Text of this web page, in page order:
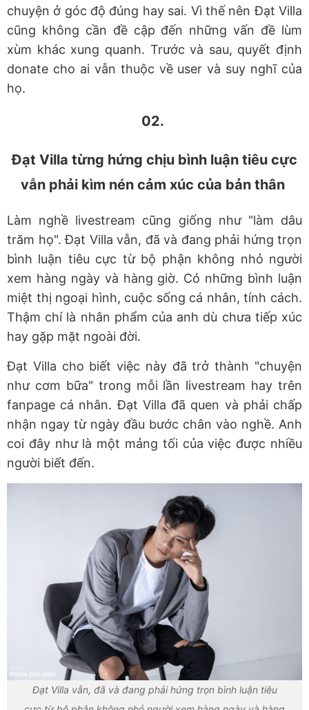
chuyện ở góc độ đúng hay sai. Vì thế nên Đạt Villa
cũng không cần đề cập đến những vấn đề lùm
xùm khác xung quanh. Trước và sau, quyết định
donate cho ai vẫn thuộc về user và suy nghĩ của
họ.
02.
Đạt Villa từng hứng chịu bình luận tiêu cực
vẫn phải kìm nén cảm xúc của bản thân
Làm nghề livestream cũng giống như "làm dâu
trăm họ". Đạt Villa vẫn, đã và đang phải hứng trọn
bình luận tiêu cực từ bộ phận không nhỏ người
xem hàng ngày và hàng giờ. Có những bình luận
miệt thị ngoại hình, cuộc sống cá nhân, tính cách.
Thậm chí là nhân phẩm của anh dù chưa tiếp xúc
hay gặp mặt ngoài đời.
Đạt Villa cho biết việc này đã trở thành "chuyện
như cơm bữa" trong mỗi lần livestream hay trên
fanpage cá nhân. Đạt Villa đã quen và phải chấp
nhận ngay từ ngày đầu bước chân vào nghề. Anh
coi đây như là một mảng tối của việc được nhiều
người biết đến.
Đạt Villa vẫn, đã và đang phải hứng trọn bình luận tiêu